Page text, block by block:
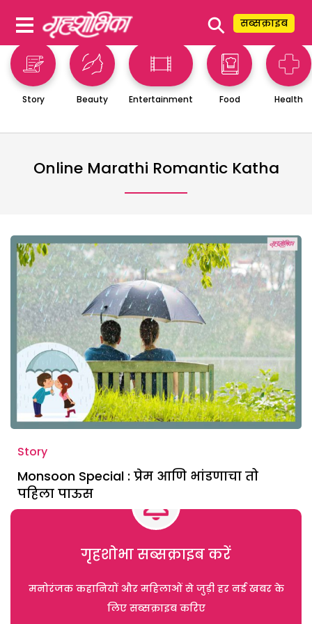
⚲ सब्सक्राइब
Story Beauty Entertainment Food Health
Online Marathi Romantic Katha
Story
Monsoon Special : प्रेम आणि भांडणाचा तो
पहिला पाऊस
गृहशोभा सब्सक्राइब करें
मनोरंजक कहानियों और महिलाओं से जुड़ी हर नई खबर के
लिए सब्सक्राइब करिए